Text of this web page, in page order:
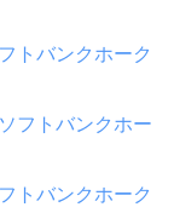
トバンクホーク
フトバンクホー
トバンクホーク